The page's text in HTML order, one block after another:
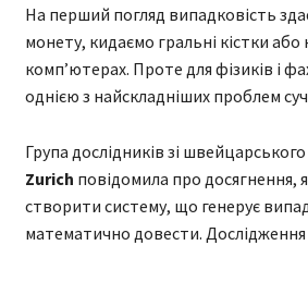
На перший погляд випадковість
монету, кидаємо гральні кістки
комп’ютерах. Проте для фізиків і
однією з найскладніших проблем
Група дослідників зі
Zurich повідомила про досягнення,
створити систему, що генерує
математично довести. Дослідження